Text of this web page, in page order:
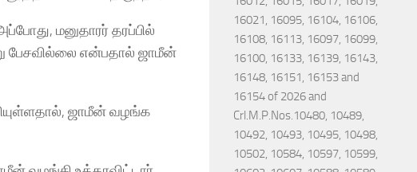
மனுதாரர் தரப்பில்
பேசவில்லை என்பதால் ஜாமீன்
ஜாமீன் வழங்க
16021, 16095, 16104, 16106,
16108, 16113, 16097, 16099,
16100, 16133, 16139, 16143,
16148, 16151, 16153 and
16154 of 2026 and
Crl.M.P.Nos.10480, 10489,
10492, 10493, 10495, 10498,
10502, 10584, 10597, 10599,